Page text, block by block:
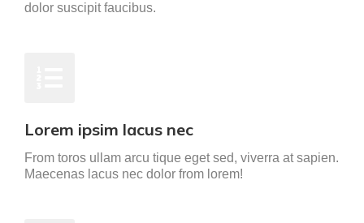
dolor suscipit faucibus.
Lorem ipsim lacus nec
From toros ullam arcu tique eget sed, viverra at sapien.
Maecenas lacus nec dolor from lorem!